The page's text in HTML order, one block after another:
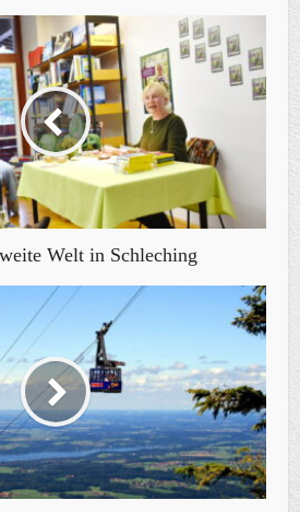
Welt in Schleching